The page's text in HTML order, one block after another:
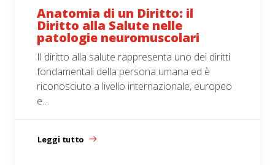
Anatomia di un Diritto: il
Diritto alla Salute nelle
patologie neuromuscolari
Il diritto alla salute rappresenta uno dei diritti
fondamentali della persona umana ed è
riconosciuto a livello internazionale, europeo
e…
Leggi tutto